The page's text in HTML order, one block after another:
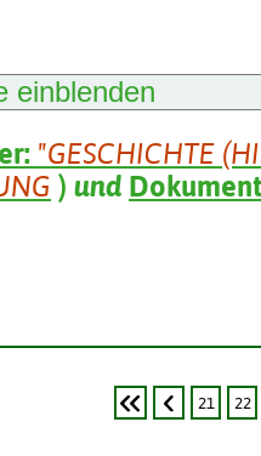
einblenden
"GESCHICHTE
) und
21 22